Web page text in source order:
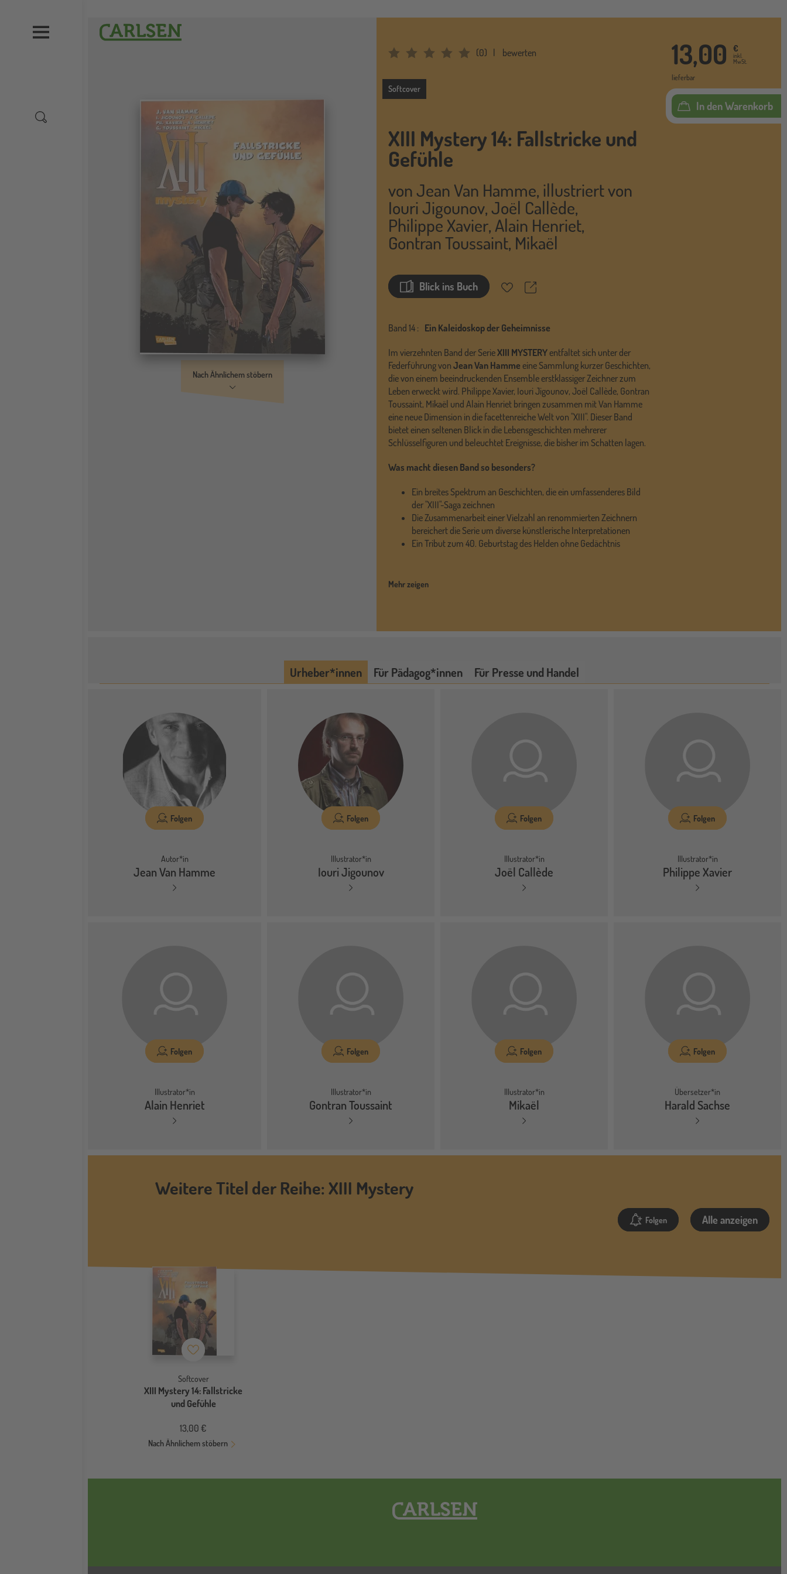
Carlsen
Nach Ähnlichem stöbern
Average Rating: 0 (0) bewerten
Softcover
Softcover
XIII Mystery 14: Fallstricke und
Gefühle
vonJean Van Hamme, illustriert von
Iouri Jigounov,Joël Callède,
Philippe Xavier,Alain Henriet,
Gontran Toussaint, Mikaël
Blick ins Buch MerkzettelTeilen
Band 14 : Ein Kaleidoskop der Geheimnisse
Im vierzehnten Band der SerieXIII MYSTERYentfaltet sich unter der
Federführung von Jean Van Hamme eine Sammlung kurzer Geschichten,
die von einem beeindruckenden Ensemble erstklassiger Zeichner zum
Leben erweckt wird. Philippe Xavier, Iouri Jigounov, Joël Callède, Gontran
Toussaint, Mikaël und Alain Henriet bringen zusammen mit Van Hamme
eine neue Dimension in die facettenreiche Welt von "XIII". Dieser Band
bietet einen seltenen Blick in die Lebensgeschichten mehrerer
Schlüsselfiguren und beleuchtet Ereignisse, die bisher im Schatten lagen.
Was macht diesen Band so besonders?
Ein breites Spektrum an Geschichten, die ein umfassenderes Bild
der "XIII"-Saga zeichnen
Die Zusammenarbeit einer Vielzahl an renommierten Zeichnern
bereichert die Serie um diverse künstlerische Interpretationen
Ein Tribut zum 40. Geburtstag des Helden ohne Gedächtnis
Mehr zeigen
13,00 €
inkl.
MwSt.
lieferbar
In den Warenkorb
Urheber*innen Für Pädagog*innen Für Presse und Handel
Folgen
Autor*in
Jean Van Hamme
Folgen
Illustrator*in
Iouri Jigounov
Folgen
Illustrator*in
Joël Callède
Folgen
Illustrator*in
Philippe Xavier
Folgen
Illustrator*in
Alain Henriet
Folgen
Illustrator*in
Gontran Toussaint
Folgen
Illustrator*in
Mikaël
Folgen
Übersetzer*in
Harald Sachse
Weitere Titel der Reihe: XIII Mystery
Folgen Alle anzeigen
Merkzettel
Softcover
XIII Mystery 14: Fallstricke
und Gefühle
13,00 €
Nach Ähnlichem stöbern